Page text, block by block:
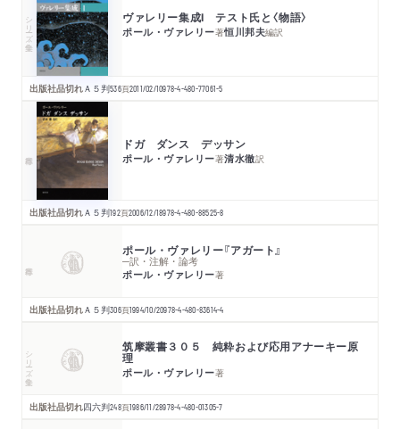
シリーズ・全集 ヴァレリー集成Ⅰ テスト氏と〈物語〉
ポール・ヴァレリー著恒川邦夫編訳
出版社品切れＡ５判536頁2011/02/10978-4-480-77061-5
ドガ ダンス デッサン
ポール・ヴァレリー著清水徹訳
出版社品切れＡ５判192頁2006/12/18978-4-480-88525-8
ポール・ヴァレリー『アガート』
─訳・注解・論考
ポール・ヴァレリー著
出版社品切れＡ５判306頁1994/10/20978-4-480-83614-4
シリーズ・全集 筑摩叢書３０５ 純粋および応用アナーキー原
理
ポール・ヴァレリー著
出版社品切れ四六判248頁1986/11/28978-4-480-01305-7